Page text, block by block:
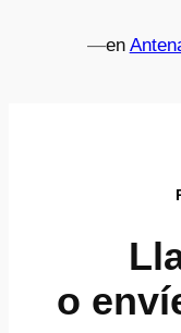
—en
o